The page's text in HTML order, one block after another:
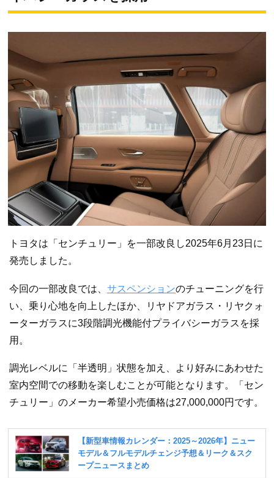
トヨタは「センチュリー」を一部改良し2025年6月23日に
発売しました。
今回の一部改良では、 サスペンションのチューニングを行
い、乗り心地を向上したほか、リヤドアガラス・リヤクォ
ーターガラスに3段階調光機能付プライバシーガラスを採
用。
調光レベルに「半透明」状態を加え、より好みにあわせた
室内空間での移動を楽しむことが可能となります。「セン
チュリー」のメーカー希望小売価格は27,000,000円です。